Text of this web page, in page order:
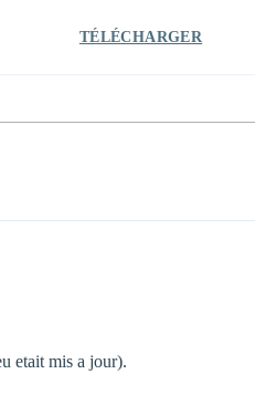
TÉLÉCHARGER
etait mis a jour).